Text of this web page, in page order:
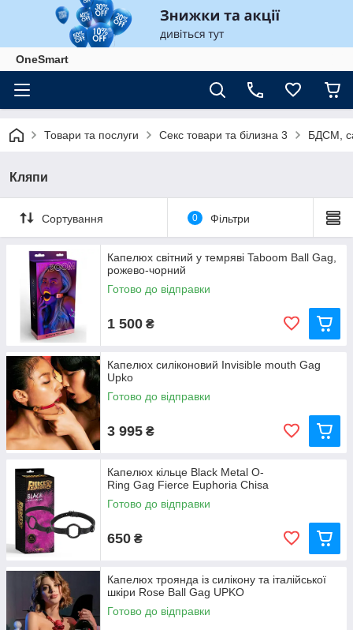
OneSmart
Товари та послуги Секс товари та білизна 3 БДСМ,
Кляпи
Сортування 0 Фільтри
Капелюх світний у темряві Taboom Ball Gag,
рожево-чорний
Готово до відправки
1 500 ₴
Капелюх силіконовий Invisible mouth Gag
Upko
Готово до відправки
3 995 ₴
Капелюх кільце Black Metal O-
Ring Gag Fierce Euphoria Chisa
Готово до відправки
650 ₴
Капелюх троянда із силікону та італійської
шкіри Rose Ball Gag UPKO
Готово до відправки